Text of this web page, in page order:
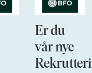
Er du
vår nye